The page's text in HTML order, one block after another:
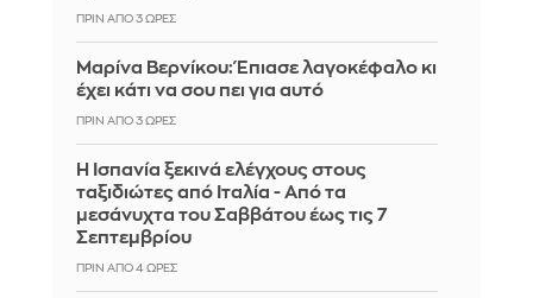
ΠΡΙΝ ΑΠΌ 3 ΏΡΕΣ
Μαρίνα Βερνίκου: Έπιασε λαγοκέφαλο κι
έχει κάτι να σου πει για αυτό
ΠΡΙΝ ΑΠΌ 3 ΏΡΕΣ
Η Ισπανία ξεκινά ελέγχους στους
ταξιδιώτες από Ιταλία - Από τα
μεσάνυχτα του Σαββάτου έως τις 7
Σεπτεμβρίου
ΠΡΙΝ ΑΠΌ 4 ΏΡΕΣ